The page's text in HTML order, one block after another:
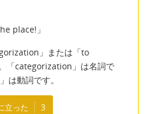
place!」
」または「to
「categorization」は名詞で
は動詞です。
立った 3